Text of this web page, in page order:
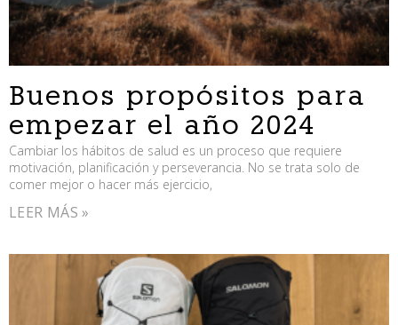
Buenos propósitos para
empezar el año 2024
Cambiar los hábitos de salud es un proceso que requiere
motivación, planificación y perseverancia. No se trata solo de
comer mejor o hacer más ejercicio,
LEER MÁS »